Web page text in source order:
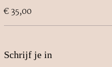
€35,00
Schrijf je in